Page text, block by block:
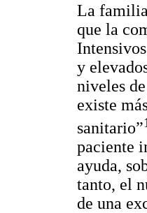
La
que la
y
niveles
existe
sanitario”
paciente
ayuda,
tanto, el
de una